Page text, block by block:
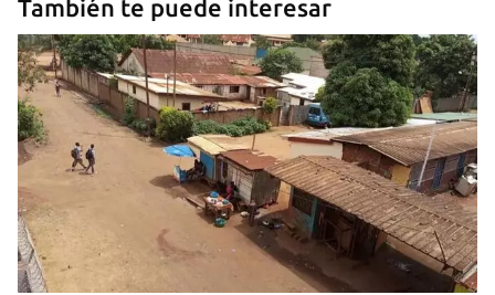
También te puede interesar